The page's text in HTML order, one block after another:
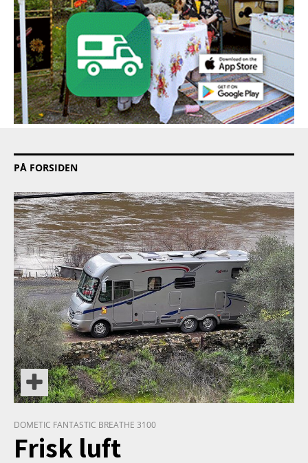
PÅ FORSIDEN
PRODUKT
DOMETIC FANTASTIC BREATHE 3100
Frisk luft